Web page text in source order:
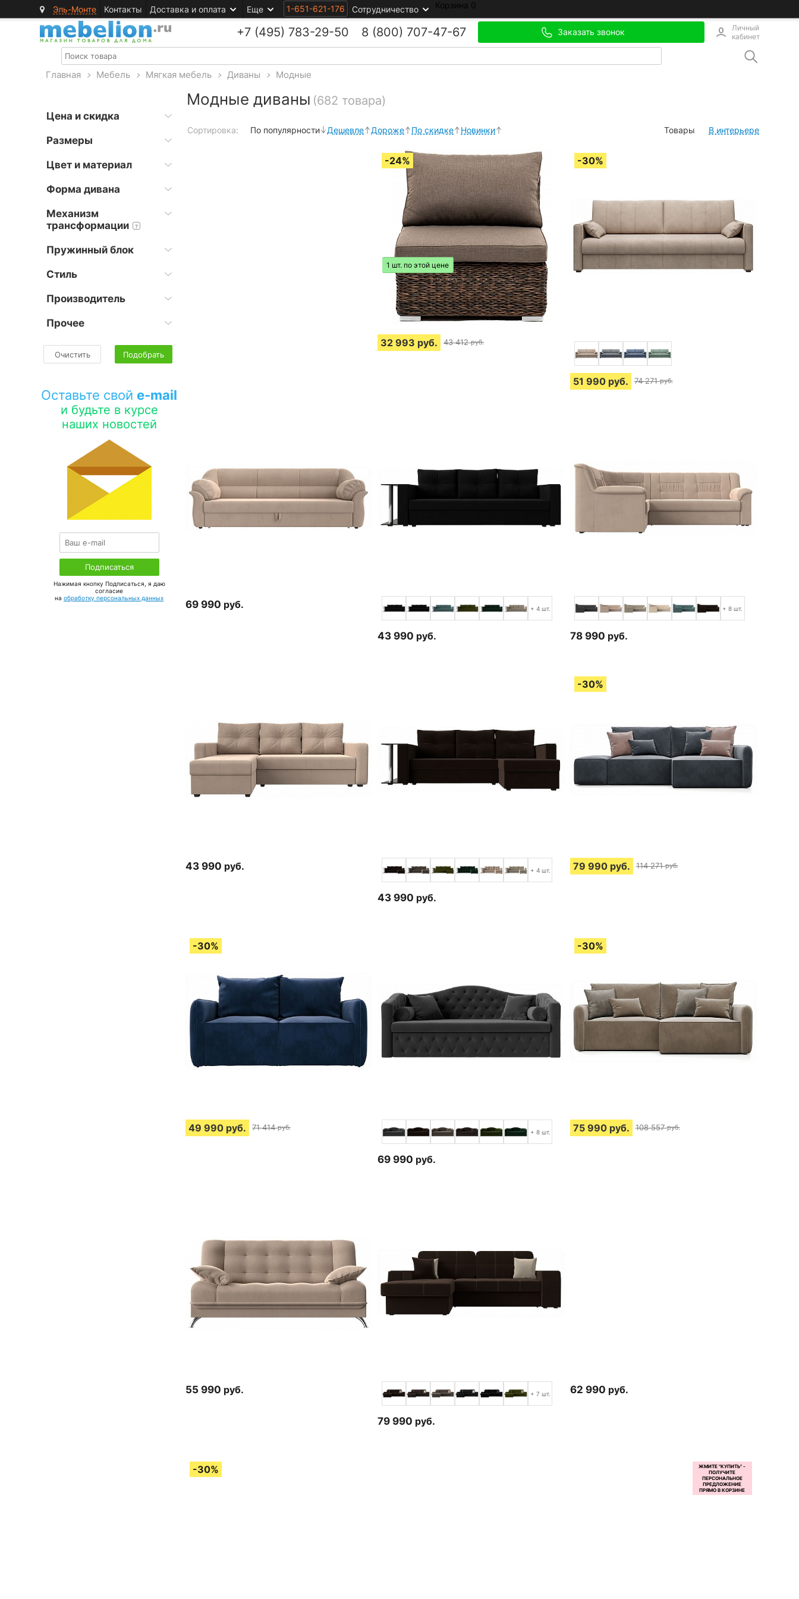
Эль-Монте Контакты Доставка и оплата Еще 1-651-621-176 Сотрудничество Корзина 0
+7 (495) 783-29-50 8 (800) 707-47-67 Заказать звонок
Личный
кабинет
Главная > Мебель > Мягкая мебель > Диваны > Модные
Цена и скидка
Размеры
Цвет и материал
Форма дивана
Механизм
трансформации
?
Пружинный блок
Стиль
Производитель
Прочее
Очистить Подобрать
Оставьте свой e-mail
и будьте в курсе
наших новостей
Нажимая кнопку Подписаться, я даю
соглаcие
на обработку персональных данных
Модные диваны (682 товара)
Сортировка: По популярности Дешевле Дороже По скидке Новинки Товары В интерьере
1 шт. по этой цене
32 993 руб. 43 412 руб.
51 990 руб. 74 271 руб.
69 990 руб. + 4 шт.
43 990 руб.
+ 8 шт.
78 990 руб.
43 990 руб. + 4 шт.
43 990 руб.
79 990 руб. 114 271 руб.
49 990 руб. 71 414 руб.
+ 8 шт.
69 990 руб.
75 990 руб. 108 557 руб.
55 990 руб. + 7 шт.
79 990 руб.
62 990 руб.